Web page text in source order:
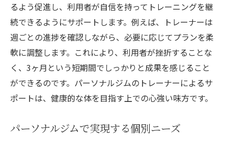
一宮市での新しい健康スタート
体質改善を目指すプロセス
地域密着型のサポートシステム
一宮市の環境がもたらす健康効果
個人の目標に合わせた健康旅
一宮市での体質改善成功への道
るよう促進し、利用者が自信を持ってトレーニングを継
続できるようにサポートします。例えば、トレーナーは
週ごとの進捗を確認しながら、必要に応じてプランを柔
軟に調整します。これにより、利用者が挫折することな
く、3ヶ月という短期間でしっかりと成果を感じること
ができるのです。パーソナルジムのトレーナーによるサ
ポートは、健康的な体を目指す上での心強い味方です。
パーソナルジムで実現する個別ニーズ